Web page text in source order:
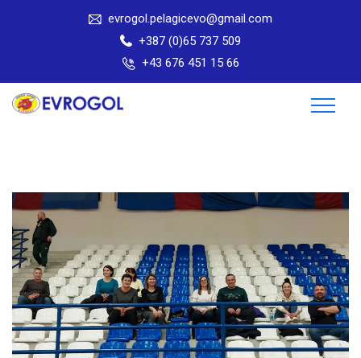
evrogol.pelagicevo@gmail.com
+387 (0)65 737 509
+43 676 451 15 66